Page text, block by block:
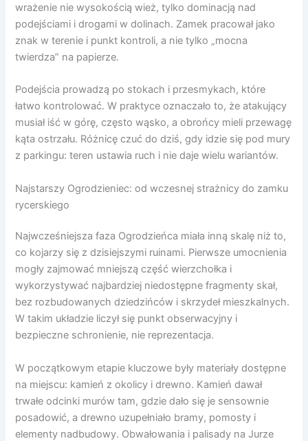
wrażenie nie wysokością wież, tylko dominacją nad
podejściami i drogami w dolinach. Zamek pracował jako
znak w terenie i punkt kontroli, a nie tylko „mocna
twierdza” na papierze.
Podejścia prowadzą po stokach i przesmykach, które
łatwo kontrolować. W praktyce oznaczało to, że atakujący
musiał iść w górę, często wąsko, a obrońcy mieli przewagę
kąta ostrzału. Różnicę czuć do dziś, gdy idzie się pod mury
z parkingu: teren ustawia ruch i nie daje wielu wariantów.
Najstarszy Ogrodzieniec: od wczesnej strażnicy do zamku
rycerskiego
Najwcześniejsza faza Ogrodzieńca miała inną skalę niż to,
co kojarzy się z dzisiejszymi ruinami. Pierwsze umocnienia
mogły zajmować mniejszą część wierzchołka i
wykorzystywać najbardziej niedostępne fragmenty skał,
bez rozbudowanych dziedzińców i skrzydeł mieszkalnych.
W takim układzie liczył się punkt obserwacyjny i
bezpieczne schronienie, nie reprezentacja.
W początkowym etapie kluczowe były materiały dostępne
na miejscu: kamień z okolicy i drewno. Kamień dawał
trwałe odcinki murów tam, gdzie dało się je sensownie
posadowić, a drewno uzupełniało bramy, pomosty i
elementy nadbudowy. Obwałowania i palisady na Jurze